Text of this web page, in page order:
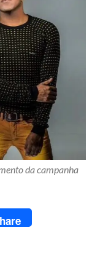
da campanha